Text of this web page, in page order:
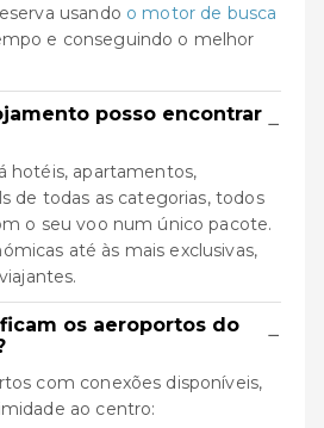
usando o motor de busca
e conseguindo o melhor
posso encontrar −
hotéis, apartamentos,
de todas as categorias, todos
o seu voo num único pacote.
até às mais exclusivas,
os aeroportos do
−
com conexões disponíveis,
ao centro: